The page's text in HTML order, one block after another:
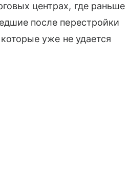
центрах, где раньше
после перестройки
уже не удается